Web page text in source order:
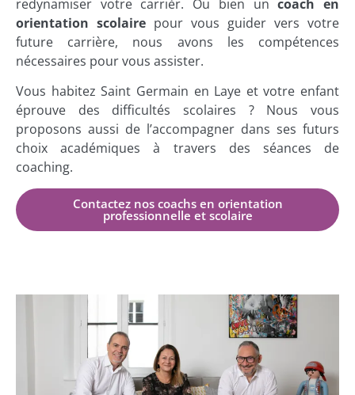
redynamiser votre carrièr. Ou bien uncoach en
orientation scolaire pour vous guider vers votre
future carrière, nous avons les compétences
nécessaires pour vous assister.
Vous habitez Saint Germain en Laye et votre enfant
éprouve des difficultés scolaires ? Nous vous
proposons aussi de l’accompagner dans ses futurs
choix académiques à travers des séances de
coaching.
Contactez nos coachs en orientation
professionnelle et scolaire